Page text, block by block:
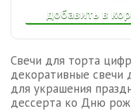
добавить в
Свечи для торта
декоративные свечи
для украшения
дессерта ко Дню